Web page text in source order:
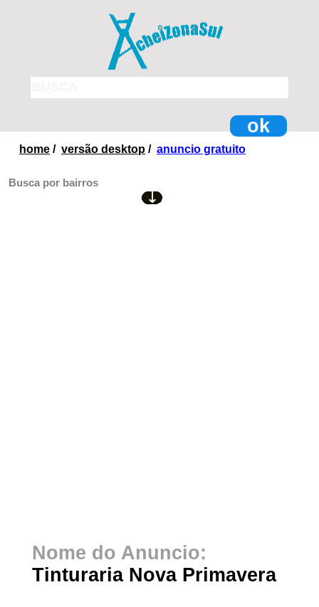
ok
home / versão desktop / anuncio gratuito
Busca por bairros
Nome do Anuncio:
Tinturaria Nova Primavera